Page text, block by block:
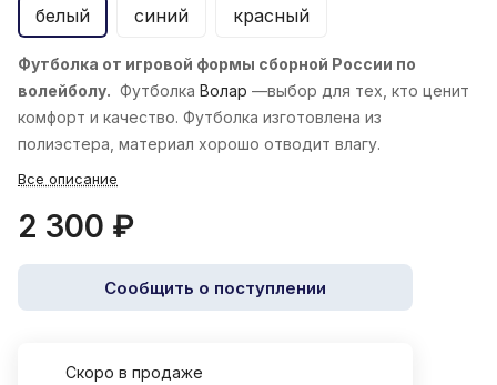
белый синий красный
Футболка от игровой формы сборной России по
волейболу. Футболка Волар —выбор для тех, кто ценит
комфорт и качество. Футболка изготовлена из
полиэстера, материал хорошо отводит влагу.
Все описание
2 300 ₽
Сообщить о поступлении
Cкоро в продаже